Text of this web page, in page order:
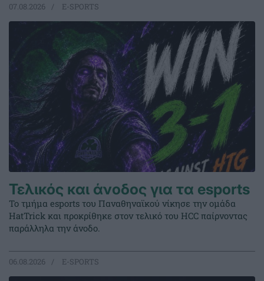
07.08.2026 E-SPORTS
Τελικός και άνοδος για τα esports
Το τμήμα esports του Παναθηναϊκού νίκησε την ομάδα
HatTrick και προκρίθηκε στον τελικό του HCC παίρνοντας
παράλληλα την άνοδο.
06.08.2026 E-SPORTS